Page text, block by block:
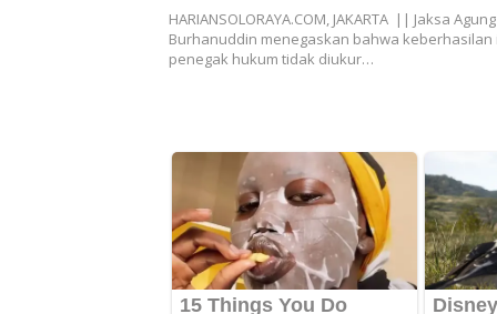
HARIANSOLORAYA.COM, JAKARTA || Jaksa
Burhanuddin menegaskan bahwa keberhasilan
penegak hukum tidak diukur…